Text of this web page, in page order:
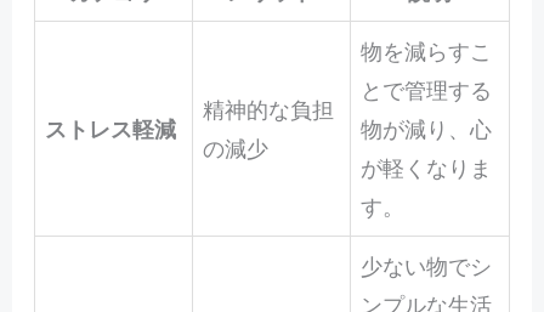
ストレス軽減
精神的な負担
の減少
物を減らすこ
とで管理する
物が減り、心
が軽くなりま
す。
少ない物でシ
ンプルな生活